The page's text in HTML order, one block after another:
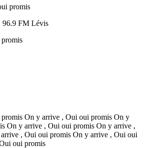
96.9 FM Lévis
On y arrive , Oui oui promis On y
On y arrive , Oui oui promis On y arrive ,
, Oui oui promis On y arrive , Oui oui
oui promis